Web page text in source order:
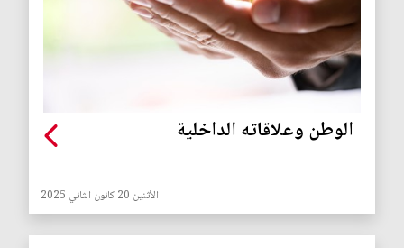
الوطن وعلاقاته الداخلية
الأثنين 20 كانون الثاني 2025